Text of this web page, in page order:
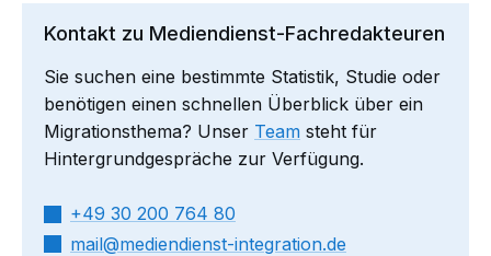
Kontakt zu Mediendienst-Fachredakteuren
Sie suchen eine bestimmte Statistik, Studie oder
benötigen einen schnellen Überblick über ein
Migrationsthema? Unser Team steht für
Hintergrundgespräche zur Verfügung.
+49 30 200 764 80
mail​
mediendienst-integration.de